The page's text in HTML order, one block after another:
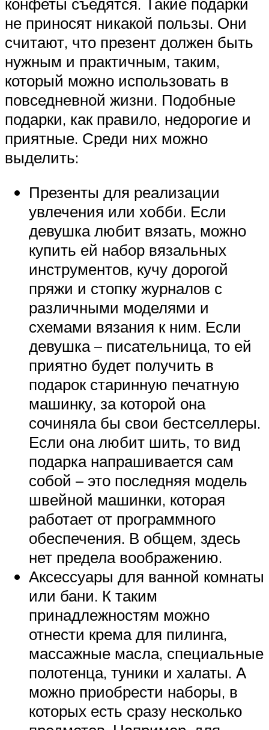
не приносят никакой пользы. Они
считают, что презент должен быть
нужным и практичным, таким,
который можно использовать в
повседневной жизни. Подобные
подарки, как правило, недорогие и
приятные. Среди них можно
выделить:
Презенты для реализации
увлечения или хобби. Если
девушка любит вязать, можно
купить ей набор вязальных
инструментов, кучу дорогой
пряжи и стопку журналов с
различными моделями и
схемами вязания к ним. Если
девушка – писательница, то ей
приятно будет получить в
подарок старинную печатную
машинку, за которой она
сочиняла бы свои бестселлеры.
Если она любит шить, то вид
подарка напрашивается сам
собой – это последняя модель
швейной машинки, которая
работает от программного
обеспечения. В общем, здесь
нет предела воображению.
Аксессуары для ванной комнаты
или бани. К таким
принадлежностям можно
отнести крема для пилинга,
массажные масла, специальные
полотенца, туники и халаты. А
можно приобрести наборы, в
которых есть сразу несколько